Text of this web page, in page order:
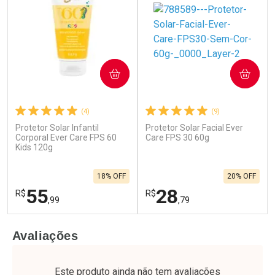
Por R$ 70,79/cada
Comprar sem Desconto
Ativar Desconto
Por R$ 142,49/cada
(4)
Protetor Solar Infantil
Corporal Ever Care FPS 60
Kids 120g
R$55,99
18% OFF
COMPRAR
Laboratório
Por Menos
(9)
Protetor Solar Facial Ever
Care FPS 30 60g
R$28,79
20% OFF
COMPRAR
Laboratório
Por Menos
Avaliações
Este produto ainda não tem avaliações